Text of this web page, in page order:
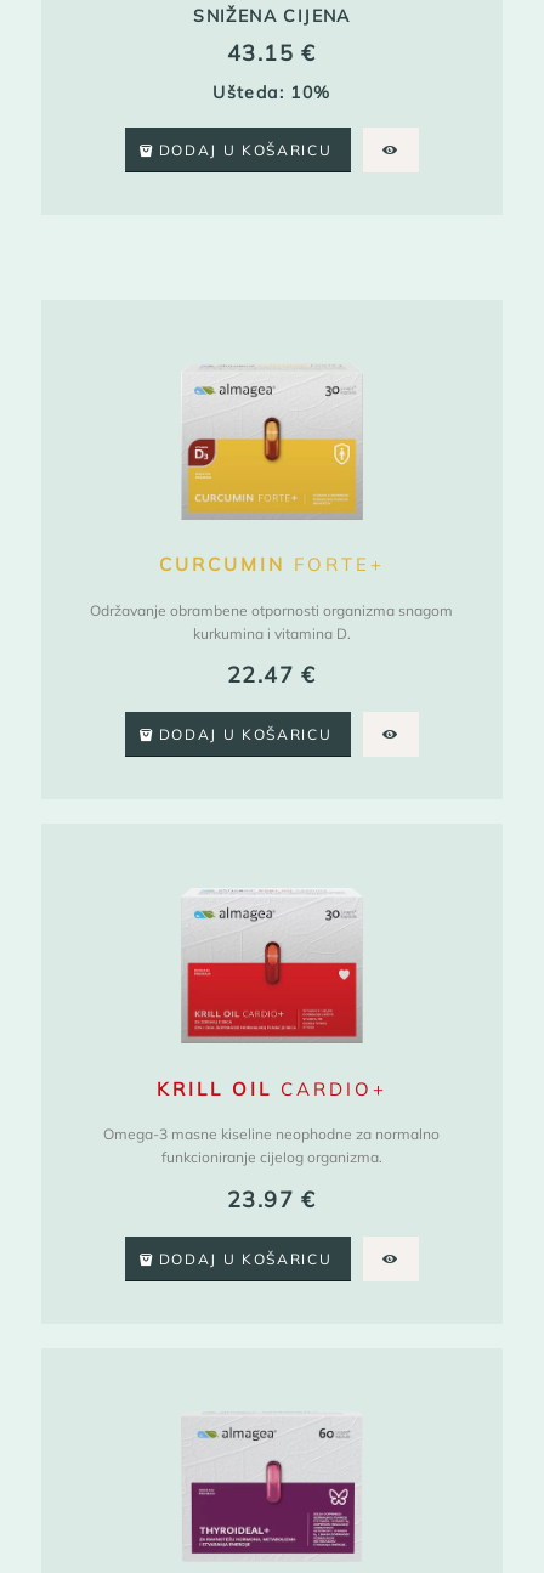
SNIŽENA CIJENA
43.15€
Ušteda: 10%
DODAJ U KOŠARICU
CURCUMIN FORTE+
Održavanje obrambene otpornosti organizma snagom
kurkumina i vitamina D.
22.47€
DODAJ U KOŠARICU
KRILL OIL CARDIO+
Omega-3 masne kiseline neophodne za normalno
funkcioniranje cijelog organizma.
23.97€
DODAJ U KOŠARICU